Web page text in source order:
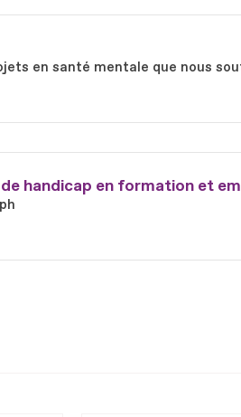
en santé mentale que nous
handicap en formation et